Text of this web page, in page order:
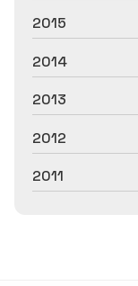
2015
2014
2013
2012
2011